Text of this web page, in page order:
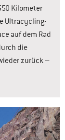
Kilometer
Ultracycling-
auf dem Rad
die
zurück –